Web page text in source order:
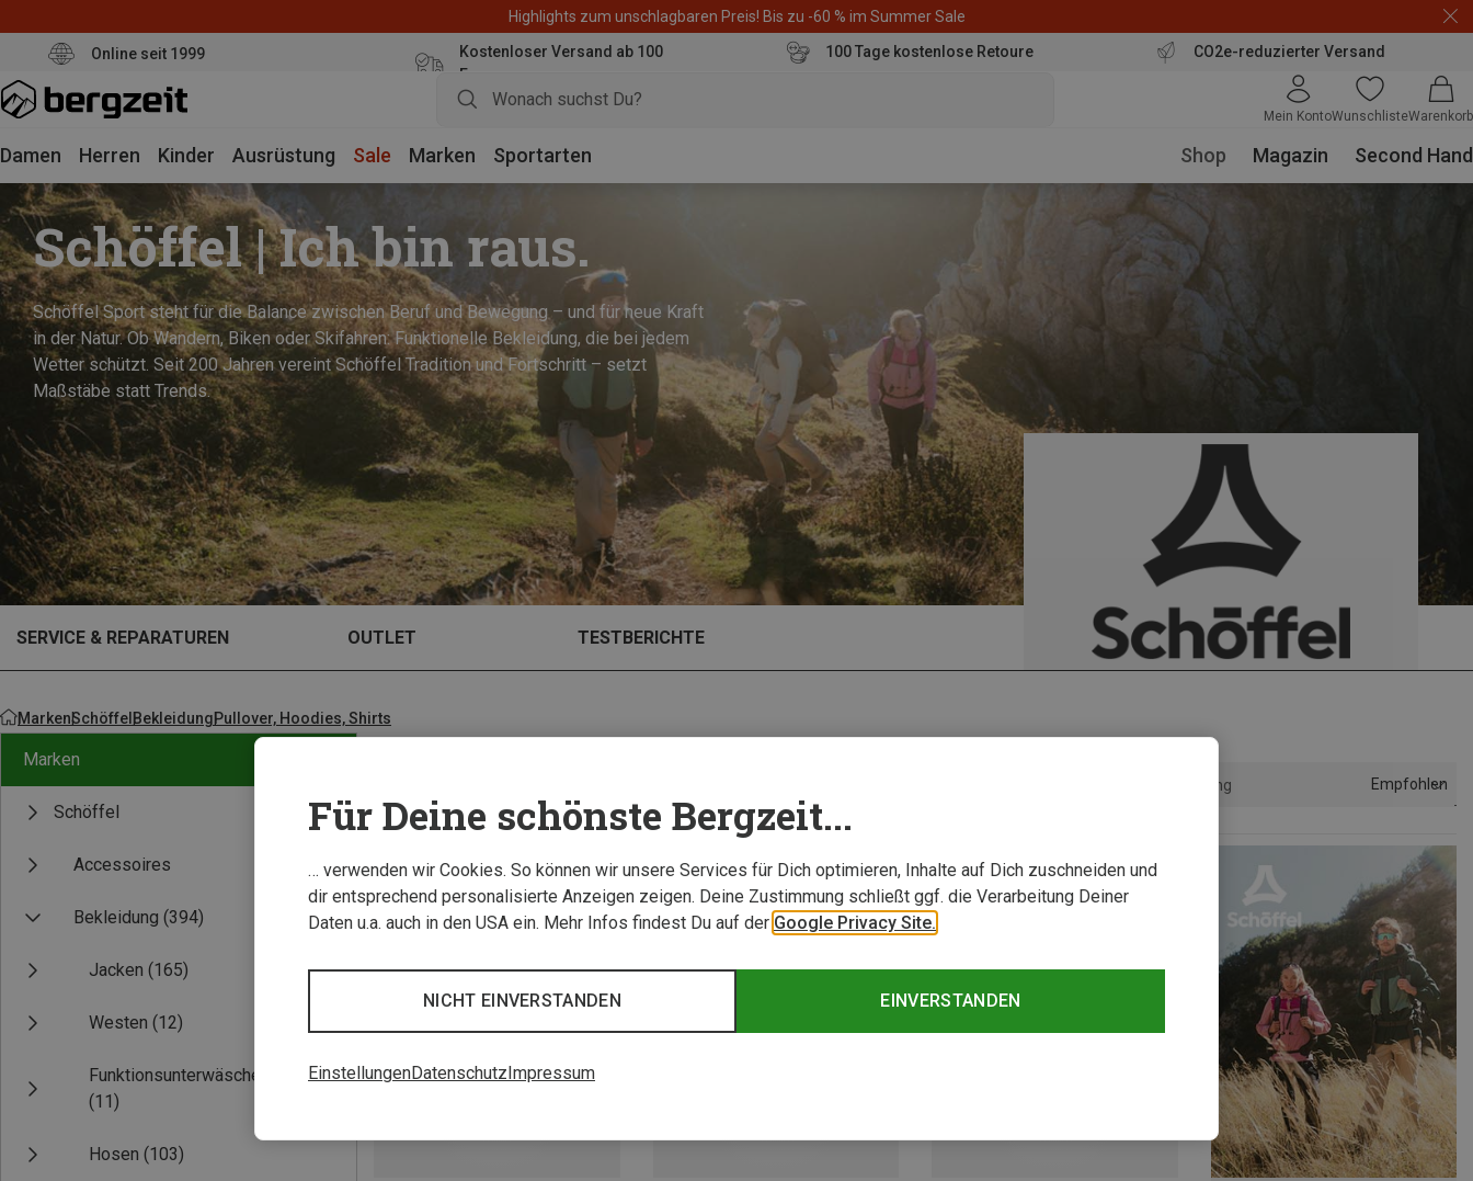
Highlights zum unschlagbaren Preis! Bis zu -60 % im Summer Sale
Online seit 1999
Kostenloser Versand ab 100
Euro
100 Tage kostenlose Retoure CO2e-reduzierter Versand
Mein KontoWunschlisteWarenkorb
Damen Herren Kinder Ausrüstung Sale Marken Sportarten Shop Magazin Second Hand
Schöffel | Ich bin raus.
Schöffel Sport steht für die Balance zwischen Beruf und Bewegung – und für neue Kraft
in der Natur. Ob Wandern, Biken oder Skifahren: Funktionelle Bekleidung, die bei jedem
Wetter schützt. Seit 200 Jahren vereint Schöffel Tradition und Fortschritt – setzt
Maßstäbe statt Trends.
SERVICE & REPARATUREN OUTLET TESTBERICHTE
MarkenSchöffelBekleidungPullover, Hoodies, Shirts
Marken
Schöffel
Accessoires
Bekleidung (394)
Jacken (165)
Westen (12)
Funktionsunterwäsche
(11)
Hosen (103)
Sortierung Empfohlen
Neu
Für Deine schönste Bergzeit...
… verwenden wir Cookies. So können wir unsere Services für Dich optimieren, Inhalte auf Dich zuschneiden und
dir entsprechend personalisierte Anzeigen zeigen. Deine Zustimmung schließt ggf. die Verarbeitung Deiner
Daten u.a. auch in den USA ein. Mehr Infos findest Du auf der Google Privacy Site.
EINVERSTANDEN
NICHT EINVERSTANDEN
EinstellungenDatenschutzImpressum